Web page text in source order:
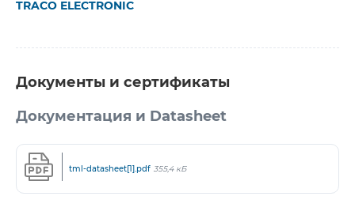
TRACO ELECTRONIC
Документы и сертификаты
Документация и Datasheet
tml-datasheet[1].pdf 355,4 кБ